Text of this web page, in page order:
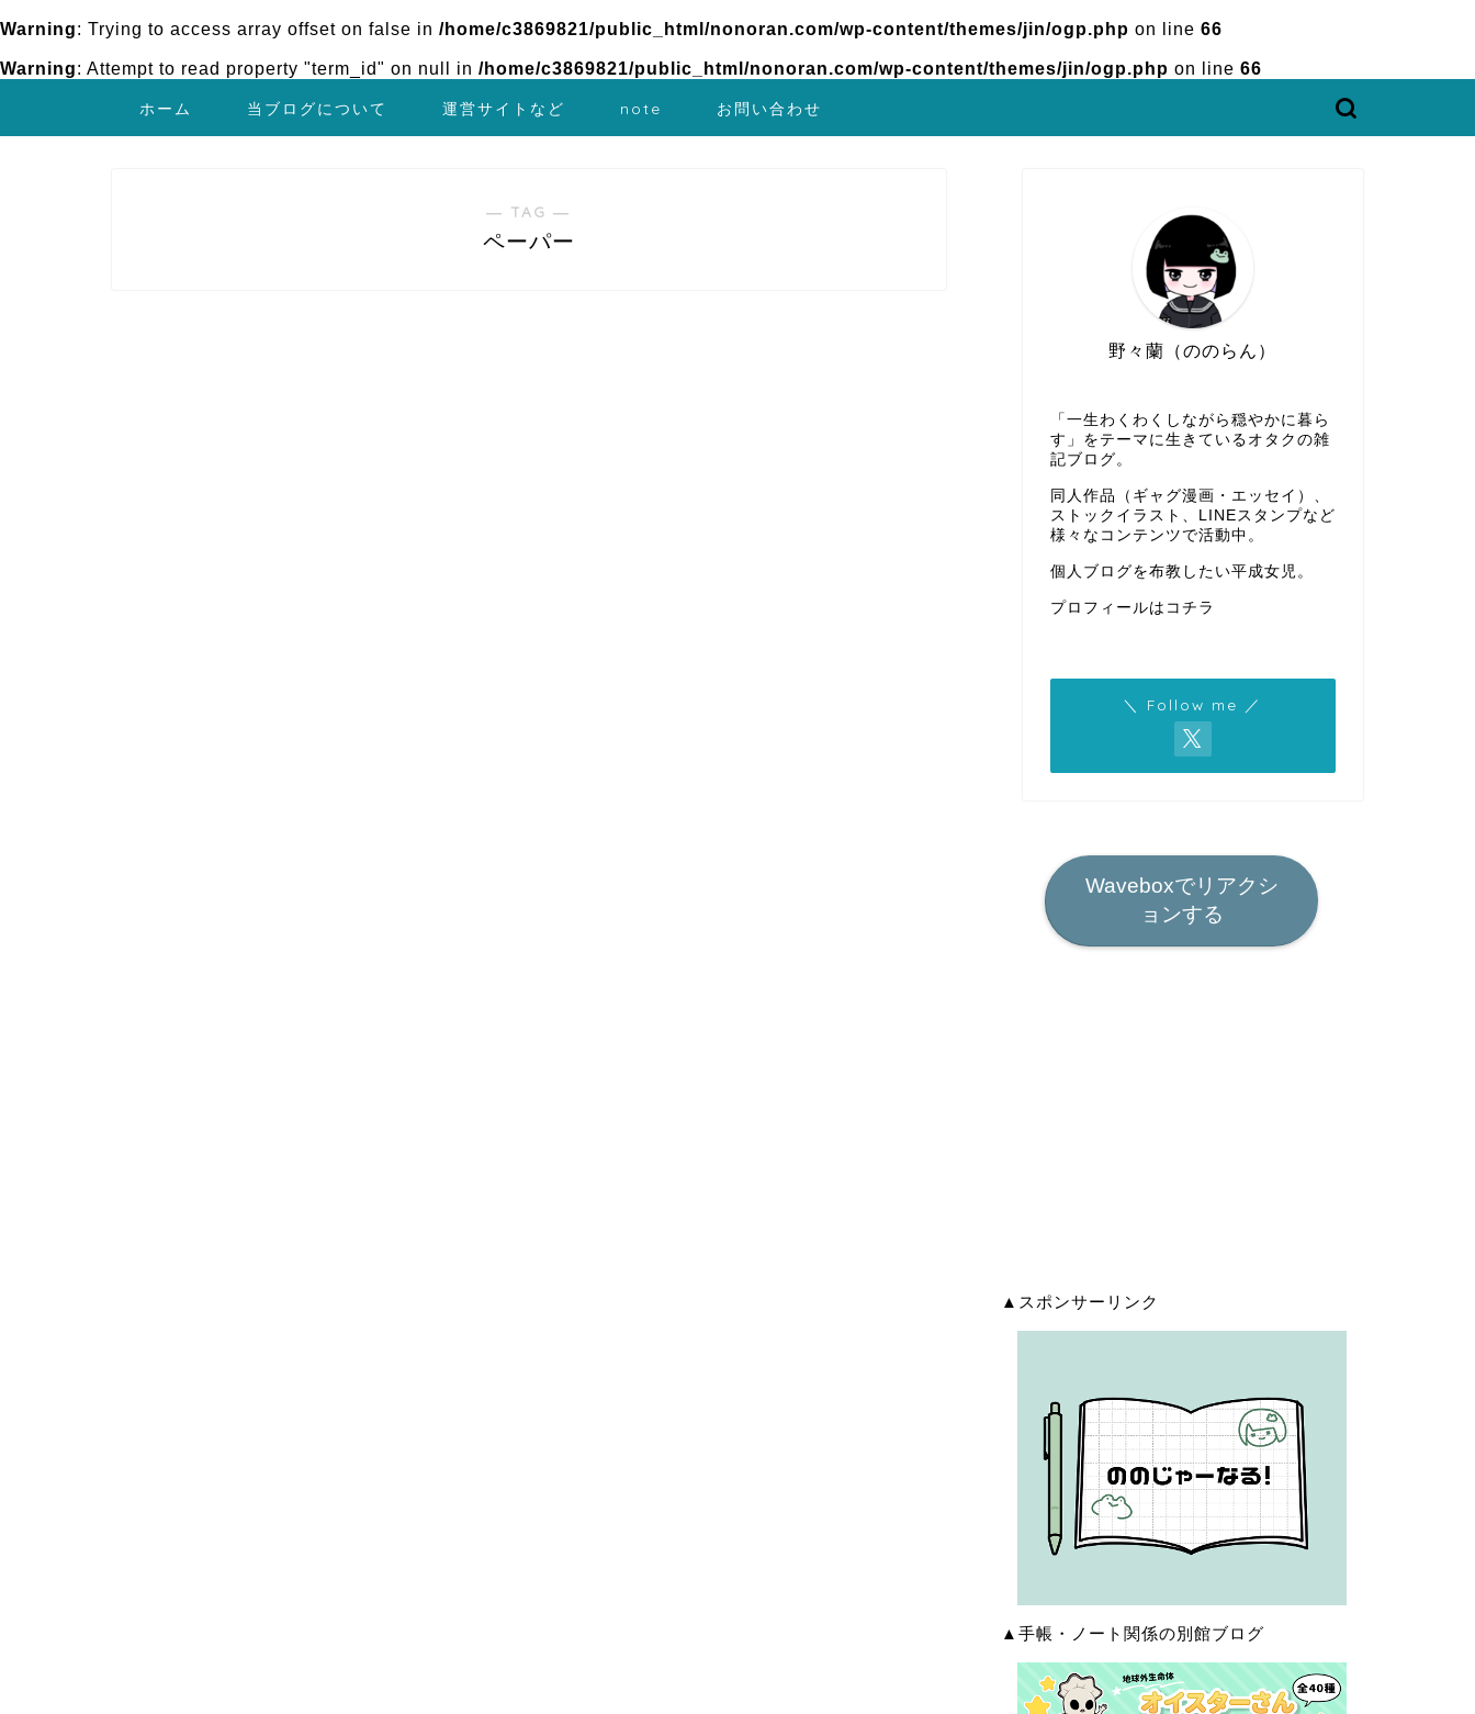
Warning: Trying to access array offset on false in /home/c3869821/public_html/nonoran.com/wp-content/themes/jin/ogp.php on line 66
Warning: Attempt to read property "term_id" on null in /home/c3869821/public_html/nonoran.com/wp-content/themes/jin/ogp.php on line 66
ホーム 当ブログについて 運営サイトなど note お問い合わせ
― TAG ―
ペーパー
野々蘭（ののらん）
「一生わくわくしながら穏やかに暮ら
す」をテーマに生きているオタクの雑
記ブログ。
同人作品（ギャグ漫画・エッセイ）、
ストックイラスト、LINEスタンプなど
様々なコンテンツで活動中。
個人ブログを布教したい平成女児。
プロフィールはコチラ
＼ Follow me ／
Waveboxでリアクシ
ョンする
▲スポンサーリンク
▲手帳・ノート関係の別館ブログ